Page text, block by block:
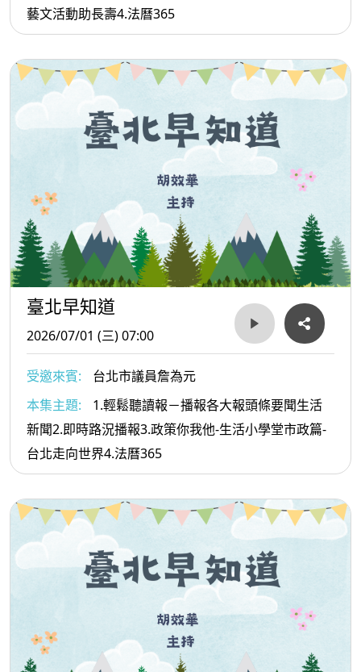
藝文活動助長壽4.法曆365
臺北早知道
2026/07/01 (三) 07:00
受邀來賓:
台北市議員詹為元
本集主題:
1.輕鬆聽讀報－播報各大報頭條要聞生活
新聞2.即時路況播報3.政策你我他-生活小學堂市政篇-
台北走向世界4.法曆365